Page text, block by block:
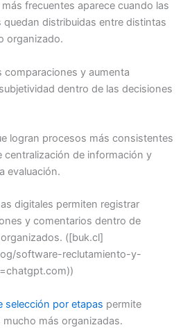
frecuentes aparece cuando las
quedan distribuidas entre distintas
organizado.
comparaciones y aumenta
dentro de las decisiones
logran procesos más consistentes
centralización de información y
evaluación.
digitales permiten registrar
y comentarios dentro de
([buk.cl]
software-reclutamiento-y-
selección por etapas permite
más organizadas.